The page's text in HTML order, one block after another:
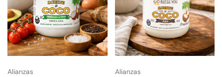
Alianzas Alianzas